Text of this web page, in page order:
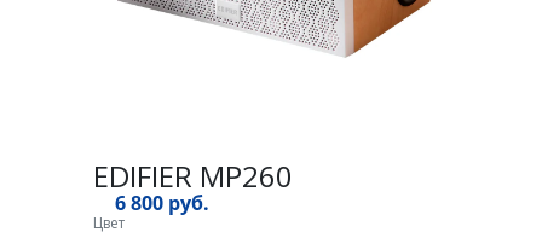
EDIFIER MP260
6 800 руб.
Цвет